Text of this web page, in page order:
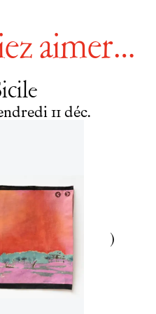
aimer…
11 décembre
déc.